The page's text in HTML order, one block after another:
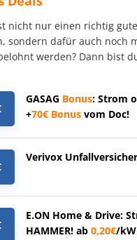
nicht nur einen richtig
sondern dafür auch noch
werden? Dann bist
GASAG Bonus: Strom
+70€ Bonus vom Doc!
Verivox
E.ON Home & Drive:
HAMMER! ab 0,20€/